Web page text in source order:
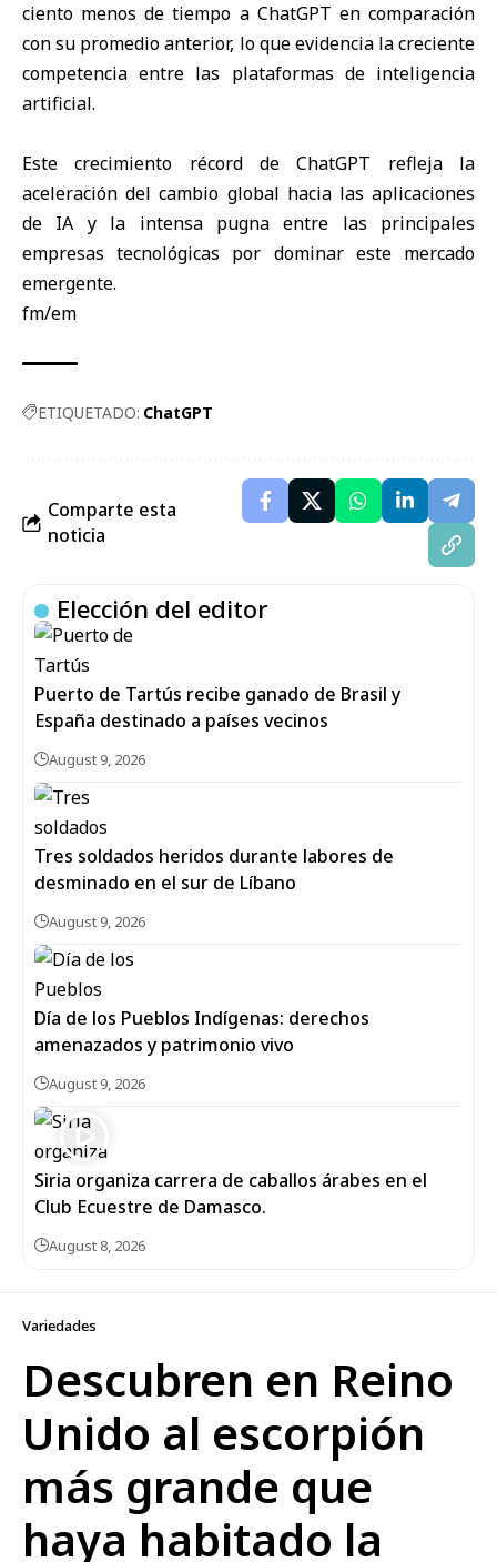
ciento menos de tiempo a ChatGPT en comparación
con su promedio anterior, lo que evidencia la creciente
competencia entre las plataformas de inteligencia
artificial.
Este crecimiento récord de ChatGPT refleja la
aceleración del cambio global hacia las aplicaciones
de IA y la intensa pugna entre las principales
empresas tecnológicas por dominar este mercado
emergente.
fm/em
ETIQUETADO: ChatGPT
Comparte esta
noticia
Elección del editor
Puerto de Tartús recibe ganado de Brasil y
España destinado a países vecinos
August 9, 2026
Tres soldados heridos durante labores de
desminado en el sur de Líbano
August 9, 2026
Día de los Pueblos Indígenas: derechos
amenazados y patrimonio vivo
August 9, 2026
Siria organiza carrera de caballos árabes en el
Club Ecuestre de Damasco.
August 8, 2026
Variedades
Descubren en Reino
Unido al escorpión
más grande que
haya habitado la